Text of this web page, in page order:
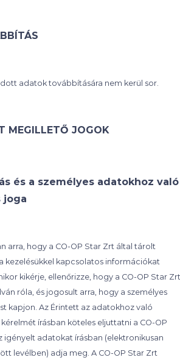
adatok továbbítására nem kerül sor.
MEGILLETŐ JOGOK
és a személyes adatokhoz való
joga
arra, hogy a CO-OP Star Zrt által tárolt
kezelésükkel kapcsolatos információkat
kikérje, ellenőrizze, hogy a CO-OP Star Zrt
róla, és jogosult arra, hogy a személyes
kapjon. Az Érintett az adatokhoz való
írásban köteles eljuttatni a CO-OP
igényelt adatokat írásban (elektronikusan
levélben) adja meg. A CO-OP Star Zrt